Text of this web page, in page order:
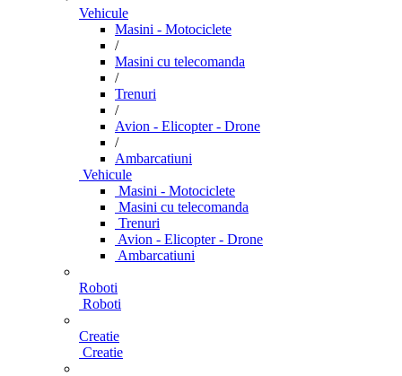
Vehicule
Masini - Motociclete
/
Masini cu telecomanda
/
Trenuri
/
Avion - Elicopter - Drone
/
Ambarcatiuni
Vehicule
Masini - Motociclete
Masini cu telecomanda
Trenuri
Avion - Elicopter - Drone
Ambarcatiuni
Roboti
Roboti
Creatie
Creatie